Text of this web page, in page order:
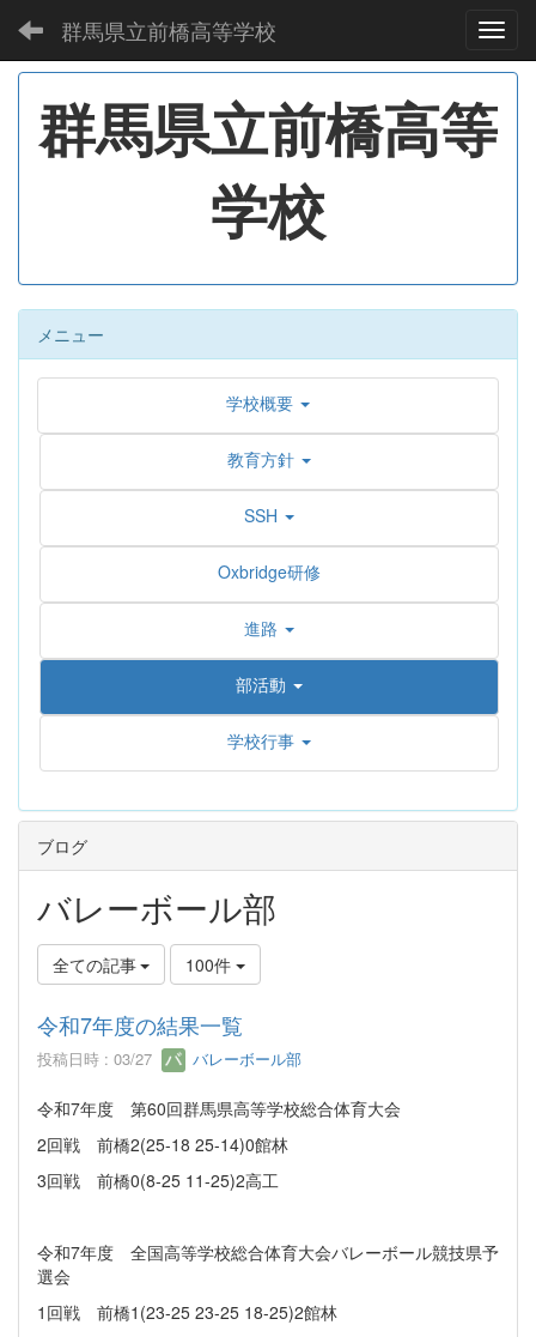
群馬県立前橋高等学校
群馬県立前橋高等
学校
メニュー
学校概要
教育方針
SSH
Oxbridge研修
進路
部活動
学校行事
ブログ
バレーボール部
全ての記事 100件
令和7年度の結果一覧
投稿日時 : 03/27 バレーボール部
令和7年度 第60回群馬県高等学校総合体育大会
2回戦 前橋2(25-18 25-14)0館林
3回戦 前橋0(8-25 11-25)2高工
令和7年度 全国高等学校総合体育大会バレーボール競技県予
選会
1回戦 前橋1(23-25 23-25 18-25)2館林